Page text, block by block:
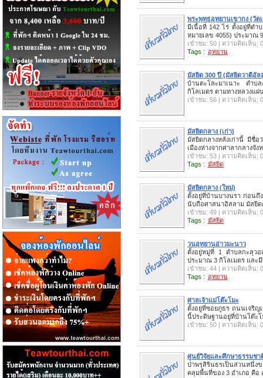
พระพุทธอุทยานเขากง (วั
มีเนื้อที่ 142 ไร่ ตั้งอยู่ที่ตำ
หมายเลข 4055) ประมาณ
เข้าชม: 50 | ความคิดเห็น: 0
Tags : อุทยาน
มัสยิด 300 ปี (มัสยิดวาดีอัล
บ้านตะโละมาเนาะ ตำบ
กิโลเมตร ตามทางหลวงแ
เข้าชม: 56 | ความคิดเห็น: 0
มัสยิดกลาง (เก่า)
มัสยิดกลางหลังเก่านี้ มีชื่อ
เมืองห่างจากศาลากลาง
เข้าชม: 53 | ความคิดเห็น: 0
Tags : มัสยิด
มัสยิดกลาง (ใหม่)
ตั้งอยู่ที่บ้านบางนรา ก่อนถึ
นับถือศาสนาอิสลาม มัสยิด
เข้าชม: 49 | ความคิดเห็น: 0
Tags : มัสยิด
วนอุทยานอ่าวมะนาว
ตั้งอยู่หมู่ที่ 1 ตำบลกะลุวอ
ประมาณ 3 กิโลเมตร และ
เข้าชม: 44 | ความคิดเห็น: 0
Tags : อุทยาน
ศาลเจ้าแม่โต๊ะโมะ
ตั้งอยู่ที่ซอยภูธร ถนนเจริญ
นี้ประดิษฐานอยู่ที่บ้านโต๊ะ
เข้าชม: 50 | ความคิดเห็น: 0
ศูนย์วิจัยและศึกษาธรรมช
ป่าพรุสิรินธรเป็นส่วนหนึ่ง
คลุมพื้นที่ของ 3 อำเภอ คือ